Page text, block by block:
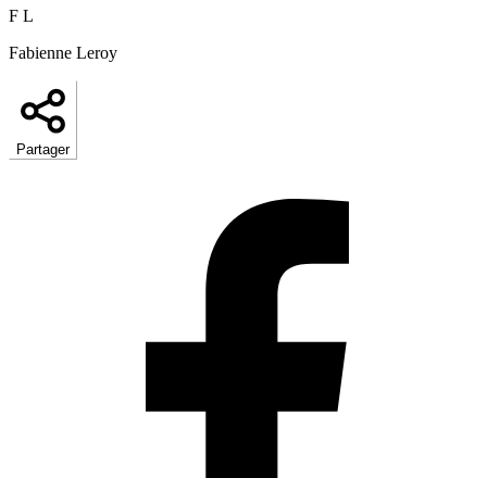
F L
Fabienne Leroy
Partager